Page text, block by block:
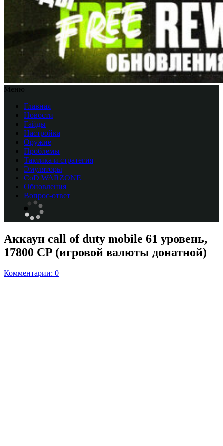
Меню
Главная
Новости
Гайды
Настройка
Оружие
Проблемы
Тактика и стратегия
Эмуляторы
CоD WARZONE
Обновления
Вопрос-ответ
Аккаун call of duty mobile 61 уровень,
17800 CP (игровой валюты донатной)
Комментарии: 0